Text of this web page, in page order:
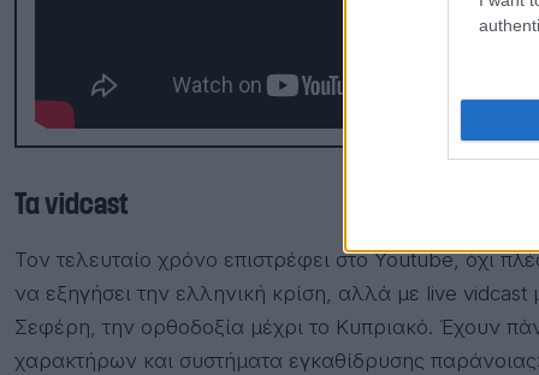
Τα vidcast
Τον τελευταίο χρόνο επιστρέφει στο Youtube, όχι
να εξηγήσει την ελληνική κρίση, αλλά με live
Σεφέρη, την ορθοδοξία μέχρι το Κυπριακό. Έχουν
χαρακτήρων και συστήματα εγκαθίδρυσης